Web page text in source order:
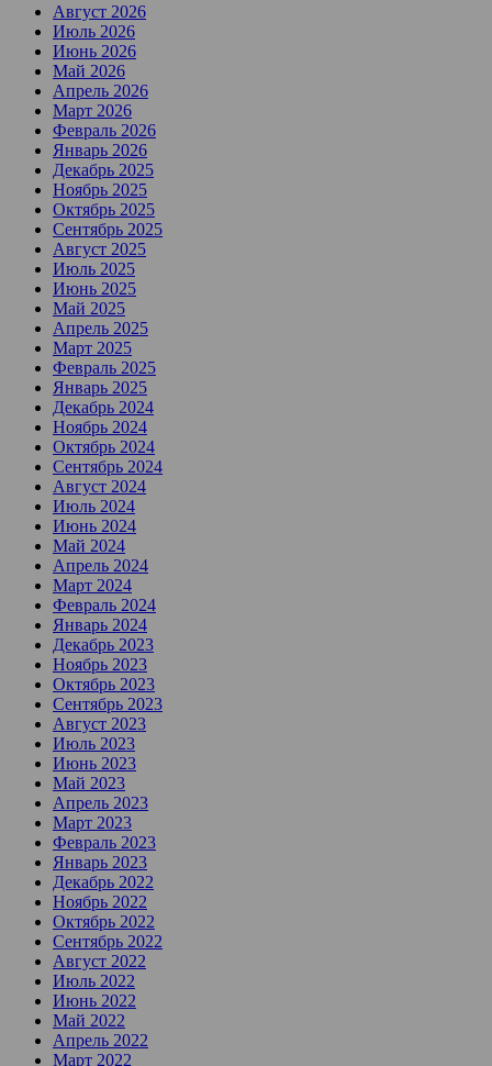
Август 2026
Июль 2026
Июнь 2026
Май 2026
Апрель 2026
Март 2026
Февраль 2026
Январь 2026
Декабрь 2025
Ноябрь 2025
Октябрь 2025
Сентябрь 2025
Август 2025
Июль 2025
Июнь 2025
Май 2025
Апрель 2025
Март 2025
Февраль 2025
Январь 2025
Декабрь 2024
Ноябрь 2024
Октябрь 2024
Сентябрь 2024
Август 2024
Июль 2024
Июнь 2024
Май 2024
Апрель 2024
Март 2024
Февраль 2024
Январь 2024
Декабрь 2023
Ноябрь 2023
Октябрь 2023
Сентябрь 2023
Август 2023
Июль 2023
Июнь 2023
Май 2023
Апрель 2023
Март 2023
Февраль 2023
Январь 2023
Декабрь 2022
Ноябрь 2022
Октябрь 2022
Сентябрь 2022
Август 2022
Июль 2022
Июнь 2022
Май 2022
Апрель 2022
Март 2022